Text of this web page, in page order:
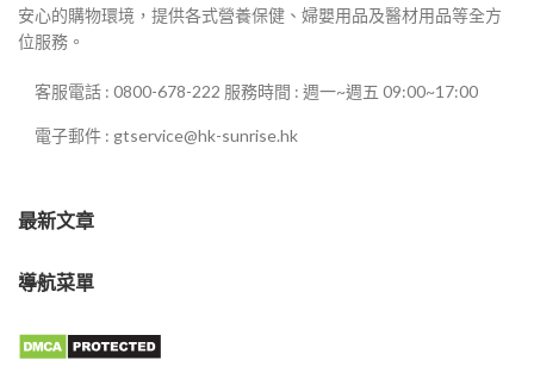
安心的購物環境，提供各式營養保健、婦嬰用品及醫材用品等全方
位服務。
客服電話 : 0800-678-222 服務時間 : 週一~週五 09:00~17:00
電子郵件 : gtservice@hk-sunrise.hk
最新文章
導航菜單